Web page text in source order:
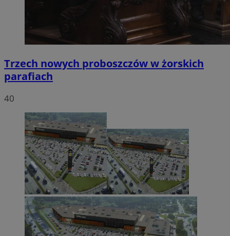
Trzech nowych proboszczów w żorskich
parafiach
40